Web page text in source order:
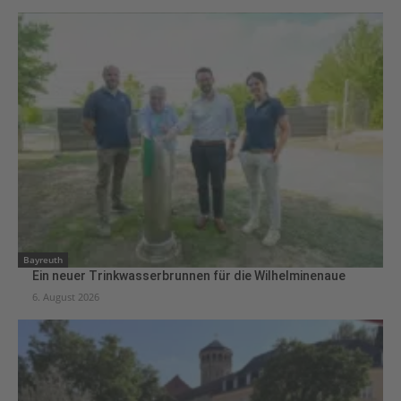
Bayreuth
Ein neuer Trinkwasserbrunnen für die Wilhelminenaue
6. August 2026